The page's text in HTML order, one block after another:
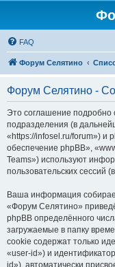
FAQ
Форум Селятино
Форум Селятино -
Это соглашение подробно
подразделения (в
«https://infosel.ru/forum») и
обеспечение phpBB»,
Teams») используют
пользовательских
Ваша информация
«Форум Селятино»
phpBB определённого
загружаемые в папку
cookie содержат только
«user-id») и
id»), автоматически